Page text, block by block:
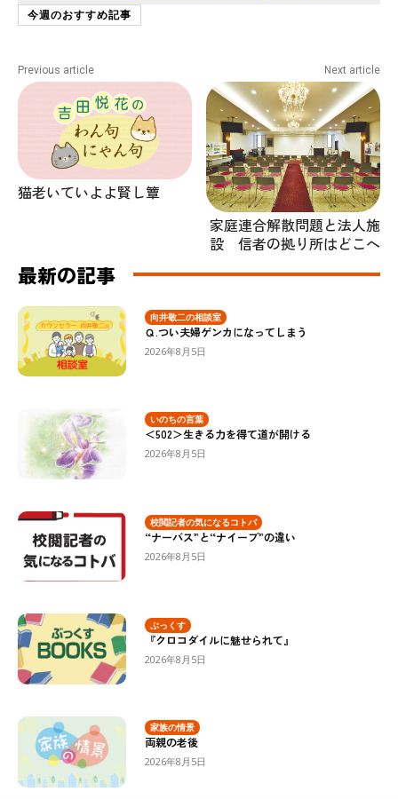
今週のおすすめ記事
Previous article
猫老いていよよ賢し簟
Next article
家庭連合解散問題と法人施
設 信者の拠り所はどこへ
最新の記事
向井敬二の相談室
Ｑ.つい夫婦ゲンカになってしまう
2026年8月5日
いのちの言葉
＜502＞生きる力を得て道が開ける
2026年8月5日
校閲記者の気になるコトバ
“ナーバス”と“ナイーブ”の違い
2026年8月5日
ぶっくす
『クロコダイルに魅せられて』
2026年8月5日
家族の情景
両親の老後
2026年8月5日